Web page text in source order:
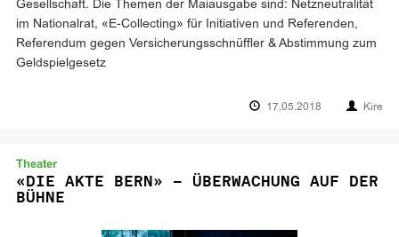
Gesellschaft. Die Themen der Maiausgabe sind: Netzneutralität
im Nationalrat, «E-Collecting» für Initiativen und Referenden,
Referendum gegen Versicherungsschnüffler & Abstimmung zum
Geldspielgesetz
17.05.2018 Kire
Theater
«DIE AKTE BERN» – ÜBERWACHUNG AUF DER
BÜHNE